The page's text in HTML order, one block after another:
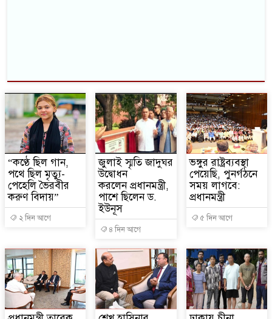
“কণ্ঠে ছিল গান,
পথে ছিল মৃত্যু-
পেহেলি ভৈরবীর
করুণ বিদায়”
২ দিন আগে
জুলাই স্মৃতি জাদুঘর
উদ্বোধন
করলেন প্রধানমন্ত্রী,
পাশে ছিলেন ড.
ইউনূস
৪ দিন আগে
ভঙ্গুর রাষ্ট্রব্যবস্থা
পেয়েছি, পুনর্গঠনে
সময় লাগবে:
প্রধানমন্ত্রী
৫ দিন আগে